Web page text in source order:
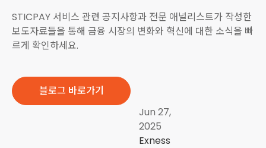
STICPAY 서비스 관련 공지사항과 전문 애널리스트가 작성한
보도자료들을 통해 금융 시장의 변화와 혁신에 대한 소식을 빠
르게 확인하세요.
블로그 바로가기
Jun 27,
2025
Exness